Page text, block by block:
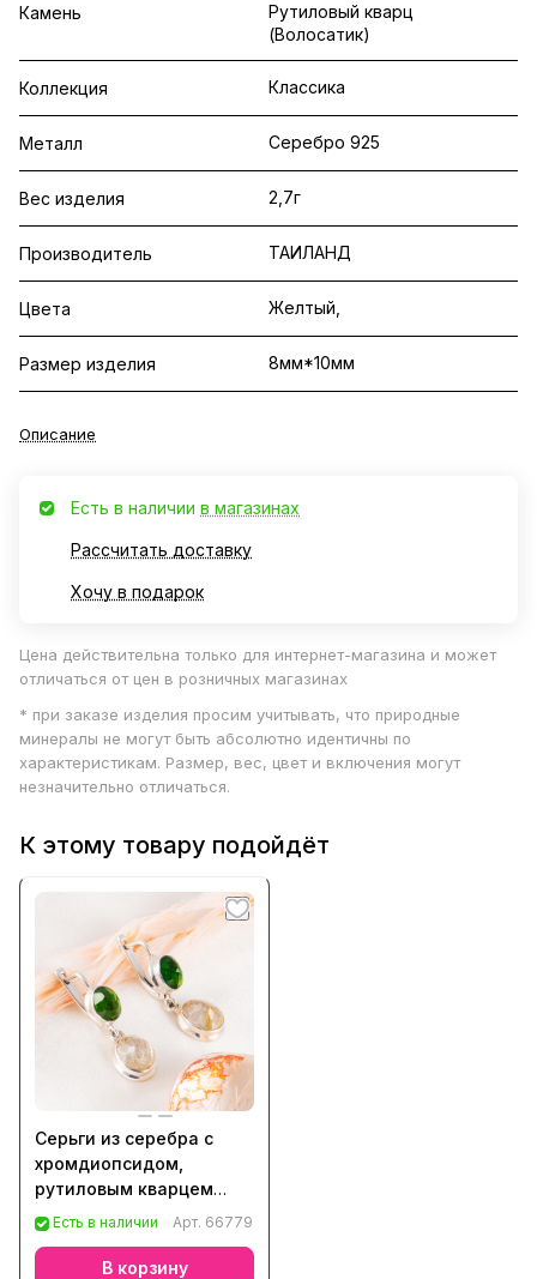
Камень
Рутиловый кварц
(Волосатик)
Коллекция Классика
Металл Серебро 925
Вес изделия 2,7г
Производитель ТАИЛАНД
Цвета Желтый,
Размер изделия 8мм*10мм
Описание
Есть в наличии в магазинах
Рассчитать доставку
Хочу в подарок
Цена действительна только для интернет-магазина и может
отличаться от цен в розничных магазинах
* при заказе изделия просим учитывать, что природные
минералы не могут быть абсолютно идентичны по
характеристикам. Размер, вес, цвет и включения могут
незначительно отличаться.
К этому товару подойдёт
Серьги из серебра с
хромдиопсидом,
рутиловым кварцем
(волосатик)
Есть в наличии Арт. 66779
В корзину